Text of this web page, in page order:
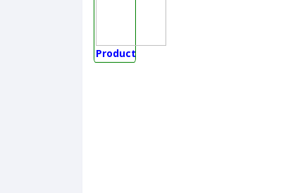
Product